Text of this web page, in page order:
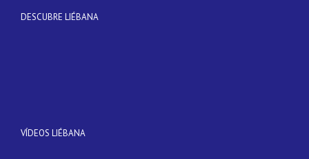
DESCUBRE LIÉBANA
VÍDEOS LIÉBANA